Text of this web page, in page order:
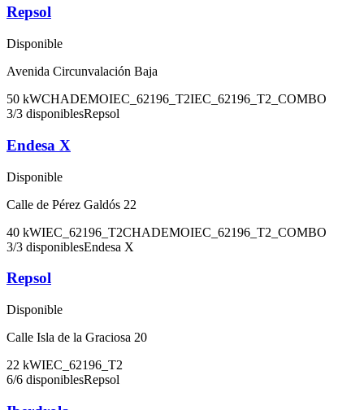
Repsol
Disponible
Avenida Circunvalación Baja
50 kWCHADEMOIEC_62196_T2IEC_62196_T2_COMBO
3/3 disponiblesRepsol
Endesa X
Disponible
Calle de Pérez Galdós 22
40 kWIEC_62196_T2CHADEMOIEC_62196_T2_COMBO
3/3 disponiblesEndesa X
Repsol
Disponible
Calle Isla de la Graciosa 20
22 kWIEC_62196_T2
6/6 disponiblesRepsol